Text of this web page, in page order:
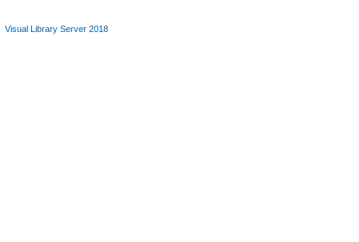
Visual Library Server 2018